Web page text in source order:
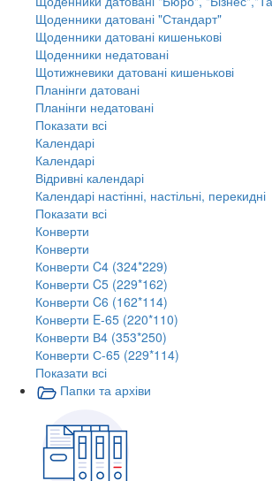
Щоденники датовані "Стандарт"
Щоденники датовані кишенькові
Щоденники недатовані
Щотижневики датовані кишенькові
Планінги датовані
Планінги недатовані
Показати всі
Календарі
Календарі
Відривні календарі
Календарі настінні, настільні, перекидні
Показати всі
Конверти
Конверти
Конверти C4 (324*229)
Конверти C5 (229*162)
Конверти C6 (162*114)
Конверти E-65 (220*110)
Конверти В4 (353*250)
Конверти С-65 (229*114)
Показати всі
Папки та архіви